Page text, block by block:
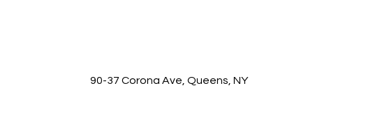
90-37 Corona Ave, Queens, NY